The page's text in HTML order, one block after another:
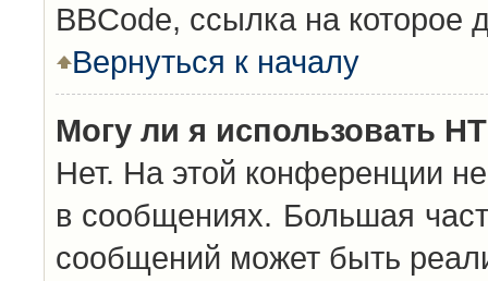
BBCode, ссылка на
Вернуться к началу
Могу ли я использовать
Нет. На этой конференции
в сообщениях. Большая
сообщений может быть